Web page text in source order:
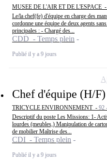
MUSEE DE L'AIR ET DE L'ESPACE -
Le/la chef(fe) d'équipe en charge des
cordonne une équipe de deux agents
principales : - Chargé des...
CDD - Temps plein
Publié il y a 9 jours
Chef d'équipe (H/F)
TRICYCLE ENVIRONNEMENT - 92
Descriptif du poste Les Missions: 1-
lourdes (meubles,) Manipulation de
de mobilier Maîtrise des...
CDI - Temps plein
Publié il y a 9 jours